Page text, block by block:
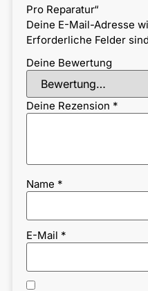
Pro Reparatur“
Deine E-Mail-Adresse
Erforderliche Felder
Deine Bewertung
Deine Rezension *
Name *
E-Mail *